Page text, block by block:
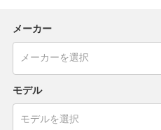
メーカー
モデル